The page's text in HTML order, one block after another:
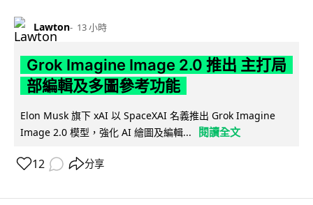
Lawton 13 小時
Grok Imagine Image 2.0 推出 主打局
部編輯及多圖參考功能
Elon Musk 旗下 xAI 以 SpaceXAI 名義推出 Grok Imagine
Image 2.0 模型，強化 AI 繪圖及編輯...
閱讀全文
12 分享